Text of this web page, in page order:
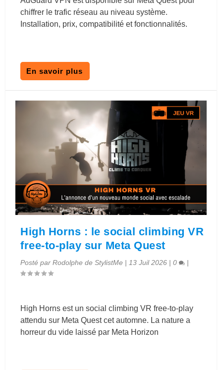
chiffrer le trafic réseau au niveau système.
Installation, prix, compatibilité et fonctionnalités.
En savoir plus
High Horns : le social climbing VR
free-to-play sur Meta Quest
Posté parRodolphe de StylistMe |13 Juil 2026 |0 |
High Horns est un social climbing VR free-to-play
attendu sur Meta Quest cet automne. La nature a
horreur du vide laissé par Meta Horizon